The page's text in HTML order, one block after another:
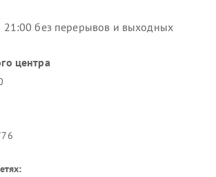
без перерывов и выходных
центра